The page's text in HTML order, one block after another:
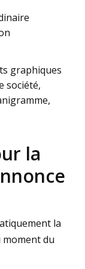
graphiques
société,
la
la
du